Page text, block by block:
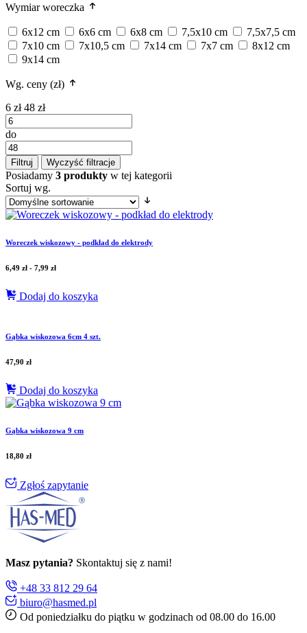
Wymiar woreczka
6x12 cm 6x6 cm 6x8 cm 7,5x10 cm
7,5x7,5 cm
7x10 cm
7x10,5 cm 7x14 cm 7x7 cm
8x12 cm
9x14 cm
Wg. ceny (zł)
6 zł 48 zł
do
Filtruj Wyczyść filtracje
Posiadamy 3 produkty w tej kategorii
Sortuj wg.
Woreczek wiskozowy - podkład do elektrody
6,49 zł - 7,99 zł
Dodaj do koszyka
Gąbka wiskozowa 6cm 4 szt.
47,90 zł
Dodaj do koszyka
Gąbka wiskozowa 9 cm
18,80 zł
Zgłoś zapytanie
Masz pytania? Skontaktuj się z nami!
+48 33 812 29 64
biuro@hasmed.pl
Od poniedziałku do piątku w godzinach od 08.00 do 16.00